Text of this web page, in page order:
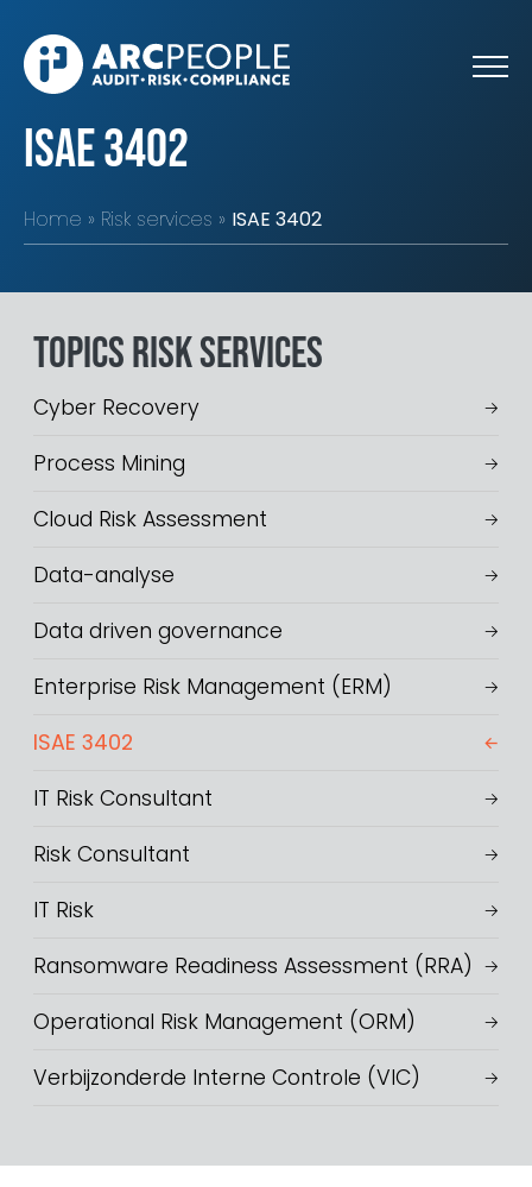
ISAE 3402
Home Risk services ISAE 3402
Topics Risk services
Cyber Recovery
Process Mining
Cloud Risk Assessment
Data-analyse
Data driven governance
Enterprise Risk Management (ERM)
ISAE 3402
IT Risk Consultant
Risk Consultant
IT Risk
Ransomware Readiness Assessment (RRA)
Operational Risk Management (ORM)
Verbijzonderde Interne Controle (VIC)